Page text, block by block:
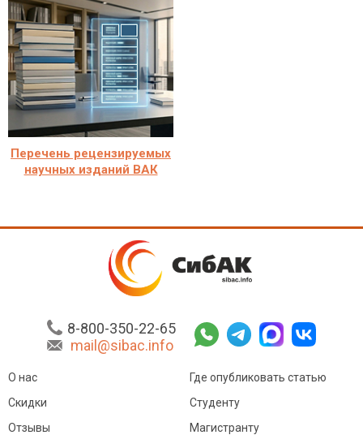
Перечень рецензируемых
научных изданий ВАК
8-800-350-22-65
mail@sibac.info
О нас
Скидки
Отзывы
Где опубликовать статью
Студенту
Магистранту